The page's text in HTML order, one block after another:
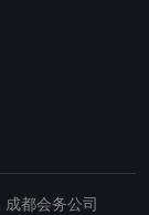
成都会务公司